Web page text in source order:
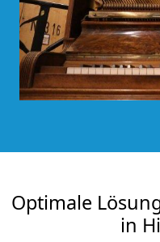
Optimale
in